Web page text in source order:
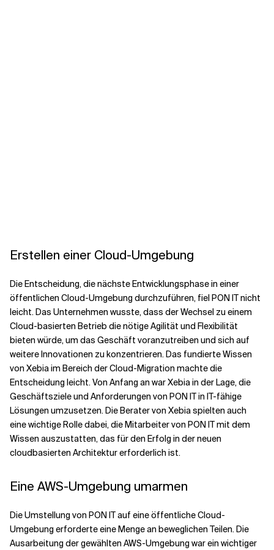
Erstellen einer Cloud-Umgebung
Die Entscheidung, die nächste Entwicklungsphase in einer
öffentlichen Cloud-Umgebung durchzuführen, fiel PON IT nicht
leicht. Das Unternehmen wusste, dass der Wechsel zu einem
Cloud-basierten Betrieb die nötige Agilität und Flexibilität
bieten würde, um das Geschäft voranzutreiben und sich auf
weitere Innovationen zu konzentrieren. Das fundierte Wissen
von Xebia im Bereich der Cloud-Migration machte die
Entscheidung leicht. Von Anfang an war Xebia in der Lage, die
Geschäftsziele und Anforderungen von PON IT in IT-fähige
Lösungen umzusetzen. Die Berater von Xebia spielten auch
eine wichtige Rolle dabei, die Mitarbeiter von PON IT mit dem
Wissen auszustatten, das für den Erfolg in der neuen
cloudbasierten Architektur erforderlich ist.
Eine AWS-Umgebung umarmen
Die Umstellung von PON IT auf eine öffentliche Cloud-
Umgebung erforderte eine Menge an beweglichen Teilen. Die
Ausarbeitung der gewählten AWS-Umgebung war ein wichtiger